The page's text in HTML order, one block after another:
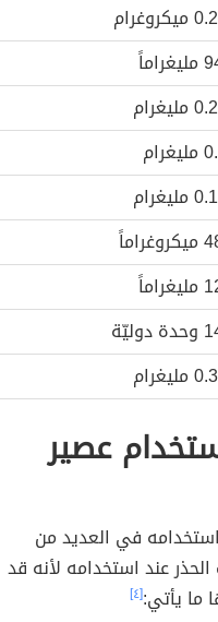
عصير
استخدامه في العديد من
عند استخدامه لأنه قد
ما يأتي:[٤]